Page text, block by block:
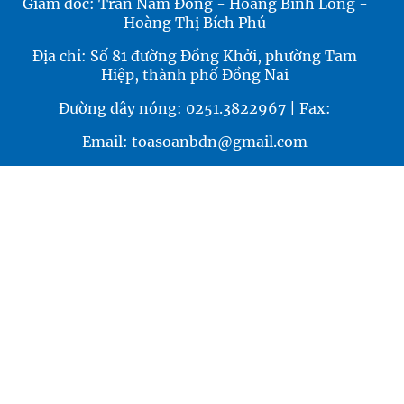
Giám đốc: Trần Nam Đông - Hoàng Bình Long -
Hoàng Thị Bích Phú
Địa chỉ: Số 81 đường Đồng Khởi, phường Tam
Hiệp, thành phố Đồng Nai
Đường dây nóng: 0251.3822967 | Fax:
Email: toasoanbdn@gmail.com